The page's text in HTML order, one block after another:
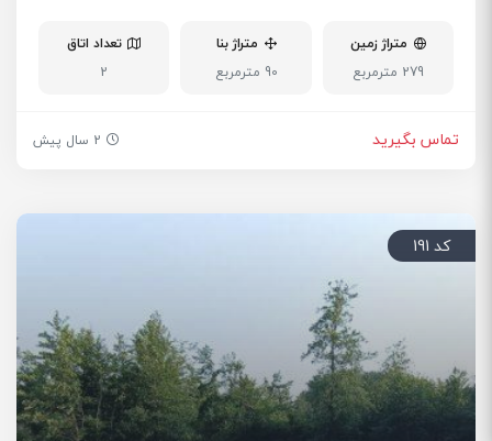
متراژ زمین
279 مترمربع
متراژ بنا
90 مترمربع
تعداد اتاق
2
تماس بگیرید 2 سال پیش
کد 191